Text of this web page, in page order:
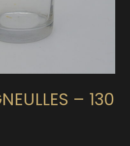
– 130